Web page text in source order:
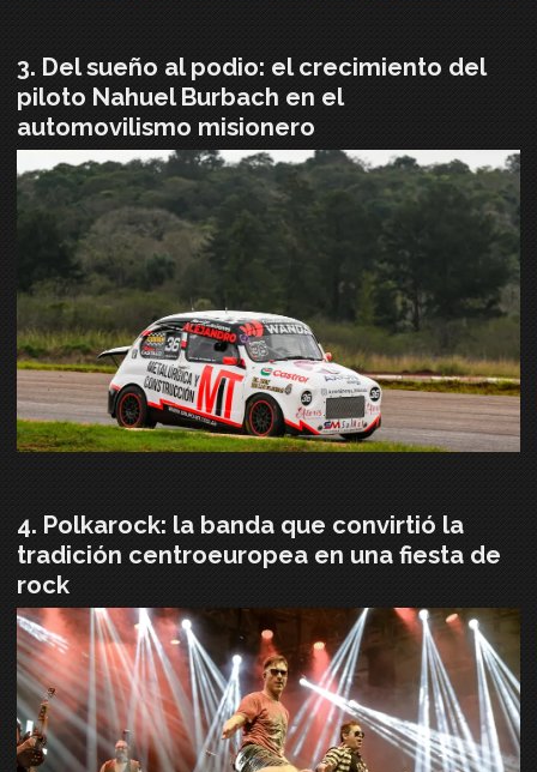
Del sueño al podio: el crecimiento del
piloto Nahuel Burbach en el
automovilismo misionero
Polkarock: la banda que convirtió la
tradición centroeuropea en una fiesta de
rock